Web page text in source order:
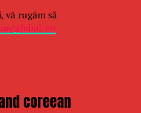
rugăm să
global/en
coreean